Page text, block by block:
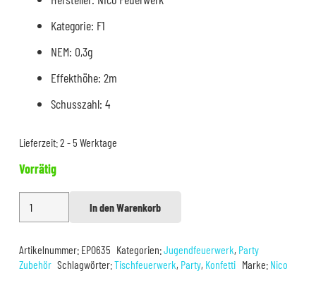
Kategorie: F1
NEM: 0,3g
Effekthöhe: 2m
Schusszahl: 4
Lieferzeit:2 - 5 Werktage
Vorrätig
Nico
Tischfeuerwerk
Power
In den Warenkorb
Alternative:
Artikelnummer: EP0635 Kategorien:Jugendfeuerwerk, Party
Zubehör Schlagwörter:Tischfeuerwerk, Party, Konfetti Marke: Nico